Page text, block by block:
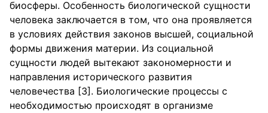
биосферы. Особенность биологической сущности
человека заключается в том, что она проявляется
в условиях действия законов высшей, социальной
формы движения материи. Из социальной
сущности людей вытекают закономерности и
направления исторического развития
человечества [3]. Биологические процессы с
необходимостью происходят в организме